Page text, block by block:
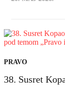
PRAVO
38. Susret